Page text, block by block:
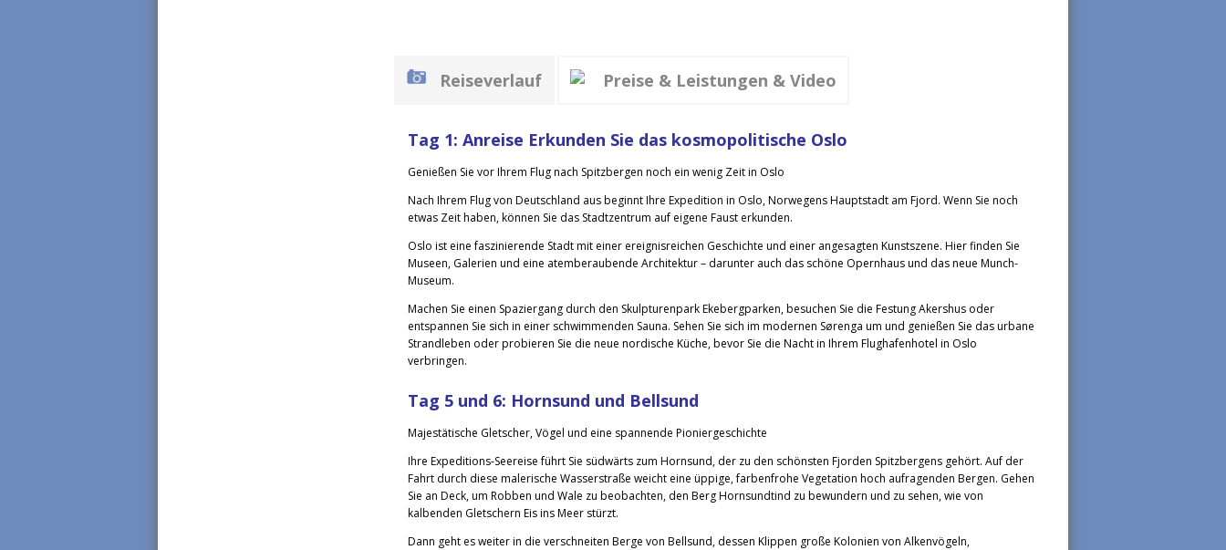
Reiseverlauf Preise & Leistungen & Video
Tag 1: Anreise Erkunden Sie das kosmopolitische Oslo
Genießen Sie vor Ihrem Flug nach Spitzbergen noch ein wenig Zeit in Oslo
Nach Ihrem Flug von Deutschland aus beginnt Ihre Expedition in Oslo, Norwegens Hauptstadt am Fjord. Wenn Sie noch
etwas Zeit haben, können Sie das Stadtzentrum auf eigene Faust erkunden.
Oslo ist eine faszinierende Stadt mit einer ereignisreichen Geschichte und einer angesagten Kunstszene. Hier finden Sie
Museen, Galerien und eine atemberaubende Architektur – darunter auch das schöne Opernhaus und das neue Munch-
Museum.
Machen Sie einen Spaziergang durch den Skulpturenpark Ekebergparken, besuchen Sie die Festung Akershus oder
entspannen Sie sich in einer schwimmenden Sauna. Sehen Sie sich im modernen Sørenga um und genießen Sie das urbane
Strandleben oder probieren Sie die neue nordische Küche, bevor Sie die Nacht in Ihrem Flughafenhotel in Oslo
verbringen.
Tag 5 und 6: Hornsund und Bellsund
Majestätische Gletscher, Vögel und eine spannende Pioniergeschichte
Ihre Expeditions-Seereise führt Sie südwärts zum Hornsund, der zu den schönsten Fjorden Spitzbergens gehört. Auf der
Fahrt durch diese malerische Wasserstraße weicht eine üppige, farbenfrohe Vegetation hoch aufragenden Bergen. Gehen
Sie an Deck, um Robben und Wale zu beobachten, den Berg Hornsundtind zu bewundern und zu sehen, wie von
kalbenden Gletschern Eis ins Meer stürzt.
Dann geht es weiter in die verschneiten Berge von Bellsund, dessen Klippen große Kolonien von Alkenvögeln,